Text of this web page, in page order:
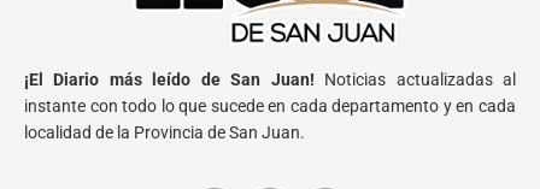
¡El Diario más leído de San Juan! Noticias actualizadas al
instante con todo lo que sucede en cada departamento y en cada
localidad de la Provincia de San Juan.